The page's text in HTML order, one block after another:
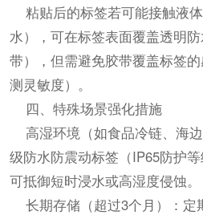
粘贴后的标签若可能接触液
水），可在标签表面覆盖透明
带），但需避免胶带覆盖标签
测灵敏度）。
四、特殊场景强化措施
高湿环境（如食品冷链、海
级防水防震动标签（IP65防护
可抵御短时浸水或高湿度侵蚀。
长期存储（超过3个月）：定